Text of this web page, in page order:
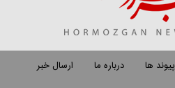
پیوند ها درباره ما
ارسال خبر